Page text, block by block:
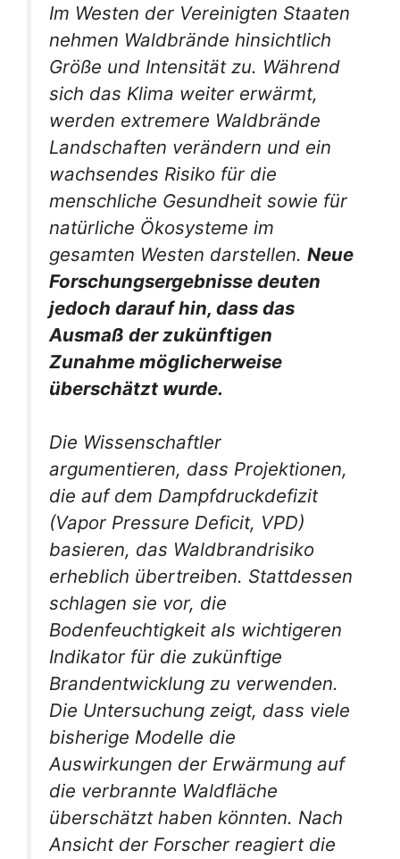
Im Westen der Vereinigten Staaten
nehmen Waldbrände hinsichtlich
Größe und Intensität zu. Während
sich das Klima weiter erwärmt,
werden extremere Waldbrände
Landschaften verändern und ein
wachsendes Risiko für die
menschliche Gesundheit sowie für
natürliche Ökosysteme im
gesamten Westen darstellen. Neue
Forschungsergebnisse deuten
jedoch darauf hin, dass das
Ausmaß der zukünftigen
Zunahme möglicherweise
überschätzt wurde.
Die Wissenschaftler
argumentieren, dass Projektionen,
die auf dem Dampfdruckdefizit
(Vapor Pressure Deficit, VPD)
basieren, das Waldbrandrisiko
erheblich übertreiben. Stattdessen
schlagen sie vor, die
Bodenfeuchtigkeit als wichtigeren
Indikator für die zukünftige
Brandentwicklung zu verwenden.
Die Untersuchung zeigt, dass viele
bisherige Modelle die
Auswirkungen der Erwärmung auf
die verbrannte Waldfläche
überschätzt haben könnten. Nach
Ansicht der Forscher reagiert die